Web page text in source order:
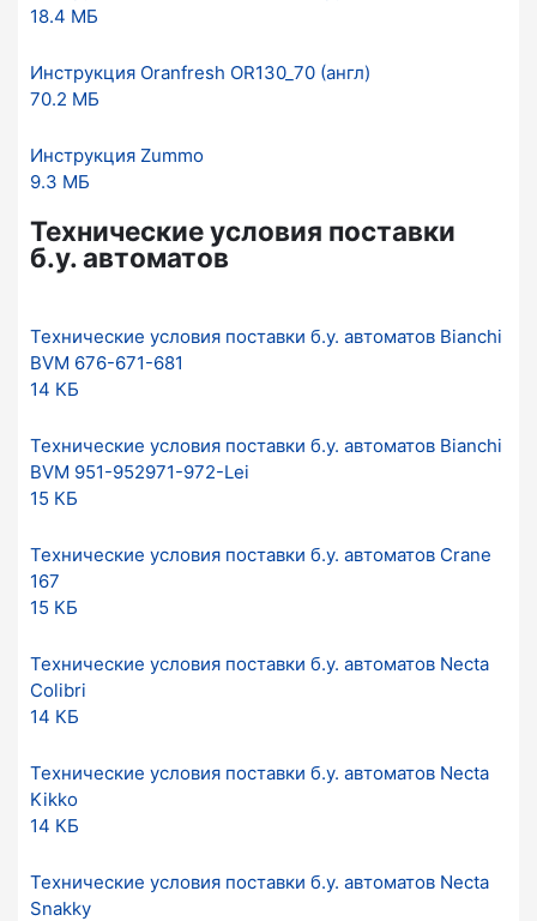
18.4 МБ
Инструкция Oranfresh OR130_70 (англ)
70.2 МБ
Инструкция Zummo
9.3 МБ
Технические условия поставки
б.у. автоматов
Технические условия поставки б.у. автоматов Bianchi
BVM 676-671-681
14 КБ
Технические условия поставки б.у. автоматов Bianchi
BVM 951-952971-972-Lei
15 КБ
Технические условия поставки б.у. автоматов Crane
167
15 КБ
Технические условия поставки б.у. автоматов Necta
Colibri
14 КБ
Технические условия поставки б.у. автоматов Necta
Kikko
14 КБ
Технические условия поставки б.у. автоматов Necta
Snakky